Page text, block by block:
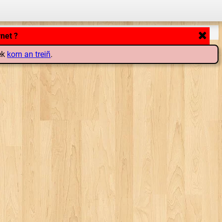
?
korn an treiñ.